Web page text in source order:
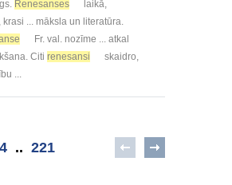
Renesanses
laikā,
krasi ... māksla un literatūra.
Fr. val. nozīme ... atkal
Citi renesansi
skaidro,
...
4 .. 221